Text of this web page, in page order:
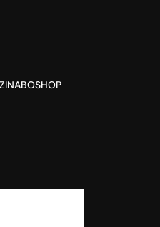
ABOSHOP